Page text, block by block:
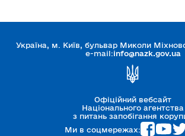
Україна, м. Київ, бульвар Миколи
e-mail:info@nazk.gov.ua
Офіційний вебсайт
Національного агентства
з питань запобігання
Ми в соцмережах: